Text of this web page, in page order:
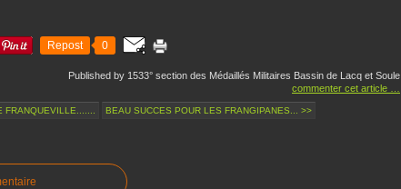
Repost 0
Published by 1533° section des Médaillés Militaires Bassin de Lacq et Soule
commenter cet article
FRANQUEVILLE....... BEAU SUCCES POUR LES FRANGIPANES... >>